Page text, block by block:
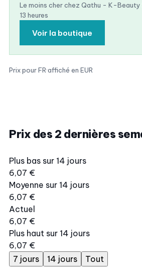
Le moins cher chez Qathu - K-Beauty
13 heures
Voir la boutique
Prix pour FR·affiché en EUR
Prix des 2 dernières
Plus bas sur 14 jours
6,07 €
Moyenne sur 14 jours
6,07 €
Actuel
6,07 €
Plus haut sur 14 jours
6,07 €
7 jours
14 jours Tout